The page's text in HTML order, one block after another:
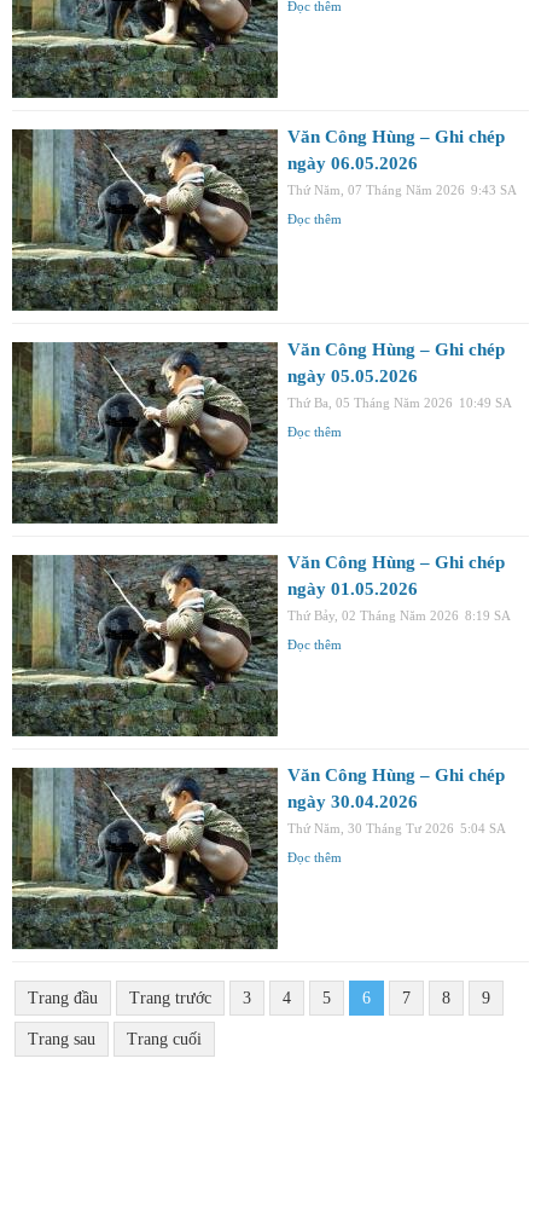
Đọc thêm
Văn Công Hùng – Ghi chép
ngày 06.05.2026
Thứ Năm, 07 Tháng Năm 2026 9:43 SA
Đọc thêm
Văn Công Hùng – Ghi chép
ngày 05.05.2026
Thứ Ba, 05 Tháng Năm 2026 10:49 SA
Đọc thêm
Văn Công Hùng – Ghi chép
ngày 01.05.2026
Thứ Bảy, 02 Tháng Năm 2026 8:19 SA
Đọc thêm
Văn Công Hùng – Ghi chép
ngày 30.04.2026
Thứ Năm, 30 Tháng Tư 2026 5:04 SA
Đọc thêm
Trang đầu Trang trước 3 4 5 6 7 8 9
Trang sau Trang cuối